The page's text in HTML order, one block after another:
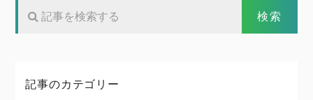
記事のカテゴリー